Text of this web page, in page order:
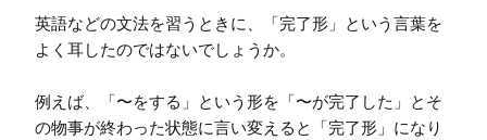
英語などの文法を習うときに、「完了形」という言葉を
よく耳したのではないでしょうか。
例えば、「〜をする」という形を「〜が完了した」とそ
の物事が終わった状態に言い変えると「完了形」になり